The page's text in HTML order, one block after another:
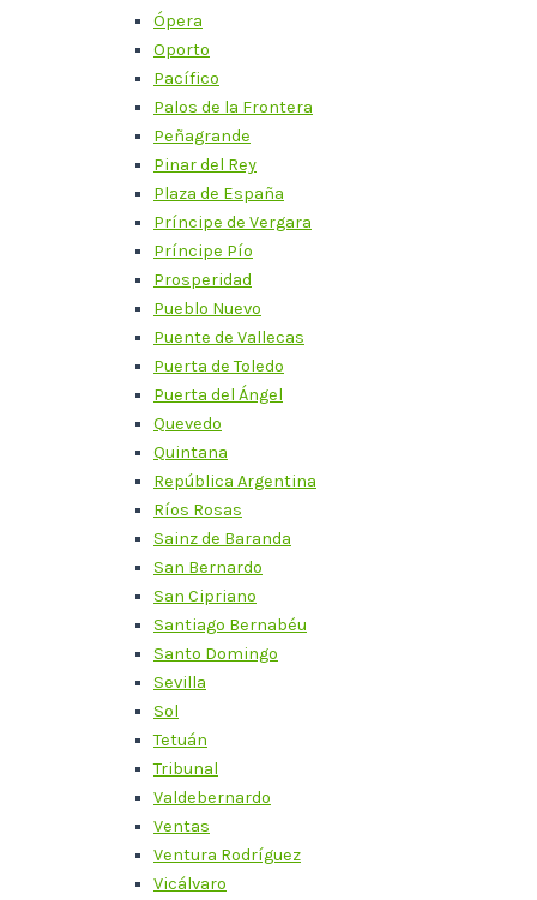
Ópera
Oporto
Pacífico
Palos de la Frontera
Peñagrande
Pinar del Rey
Plaza de España
Príncipe de Vergara
Príncipe Pío
Prosperidad
Pueblo Nuevo
Puente de Vallecas
Puerta de Toledo
Puerta del Ángel
Quevedo
Quintana
República Argentina
Ríos Rosas
Sainz de Baranda
San Bernardo
San Cipriano
Santiago Bernabéu
Santo Domingo
Sevilla
Sol
Tetuán
Tribunal
Valdebernardo
Ventas
Ventura Rodríguez
Vicálvaro